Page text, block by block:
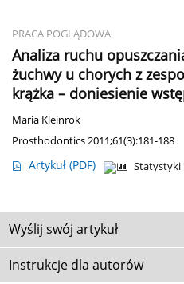
PRACA POGLĄDOWA
Analiza ruchu
żuchwy u chorych z
krążka – doniesienie
Maria Kleinrok
Prosthodontics 2011;61(3):181-188
Artykuł (PDF) Statystyki
Wyślij swój artykuł
Instrukcje dla autorów